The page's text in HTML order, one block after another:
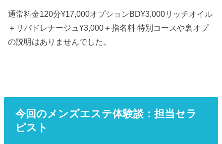
通常料金120分¥17,000オプションBD¥3,000リッチオイル
＋リパドレナージュ¥3,000＋指名料 特別コースや裏オプ
の説明はありませんでした。
今回のメンズエステ体験談：担当セラ
ピスト